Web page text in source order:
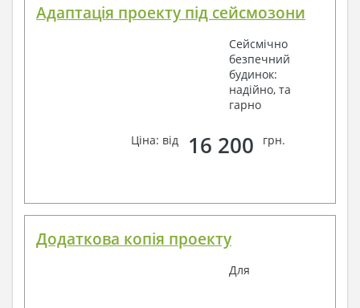
Адаптація проекту під сейсмозони
Сейсмічно
безпечний
будинок:
надійно, та
гарно
Ціна: від 16 200 грн.
Додаткова копія проекту
Для